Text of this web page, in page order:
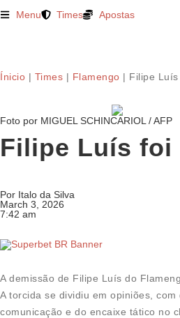
Menu Times Apostas
Ínicio | Times | Flamengo | Filipe
Foto por MIGUEL SCHINCARIOL / AFP
Filipe Luís foi
Por Italo da Silva
March 3, 2026
7:42 am
A demissão de Filipe Luís do
A torcida se dividiu em opiniões,
comunicação e do encaixe tático no